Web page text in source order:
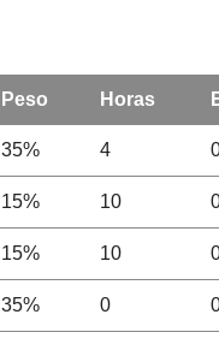
Peso Horas
35% 4
15% 10
15% 10
35% 0